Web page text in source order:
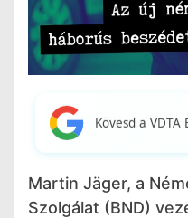
Kövesd a
Martin Jäger, a
Szolgálat (BND)